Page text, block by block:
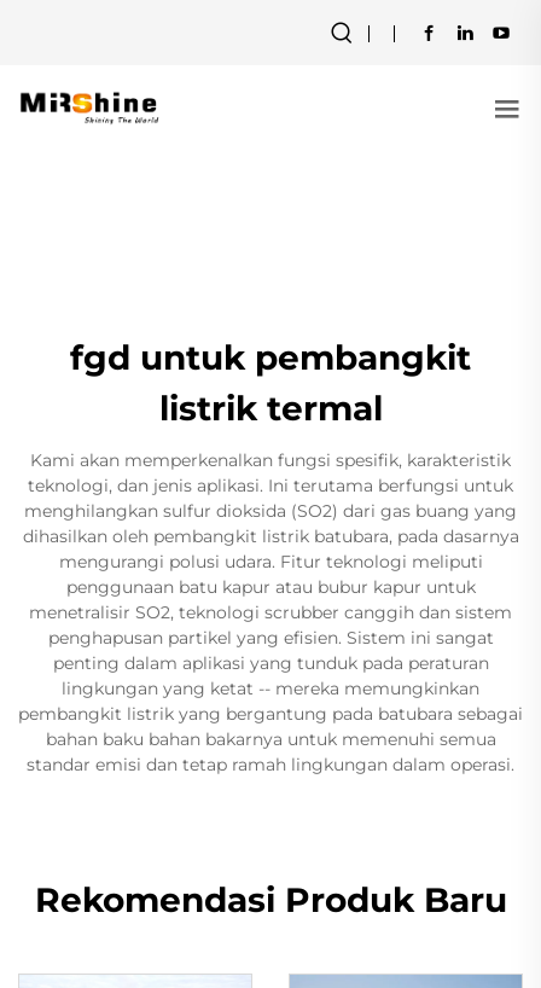
fgd untuk pembangkit
listrik termal
Kami akan memperkenalkan fungsi spesifik, karakteristik
teknologi, dan jenis aplikasi. Ini terutama berfungsi untuk
menghilangkan sulfur dioksida (SO2) dari gas buang yang
dihasilkan oleh pembangkit listrik batubara, pada dasarnya
mengurangi polusi udara. Fitur teknologi meliputi
penggunaan batu kapur atau bubur kapur untuk
menetralisir SO2, teknologi scrubber canggih dan sistem
penghapusan partikel yang efisien. Sistem ini sangat
penting dalam aplikasi yang tunduk pada peraturan
lingkungan yang ketat -- mereka memungkinkan
pembangkit listrik yang bergantung pada batubara sebagai
bahan baku bahan bakarnya untuk memenuhi semua
standar emisi dan tetap ramah lingkungan dalam operasi.
Rekomendasi Produk Baru